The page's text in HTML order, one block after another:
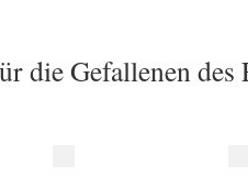
die Gefallenen des